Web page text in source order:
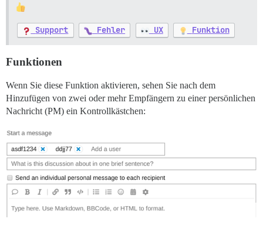
Support Fehler UX Funktion
Funktionen
Wenn Sie diese Funktion aktivieren, sehen Sie nach dem
Hinzufügen von zwei oder mehr Empfängern zu einer persönlichen
Nachricht (PM) ein Kontrollkästchen: